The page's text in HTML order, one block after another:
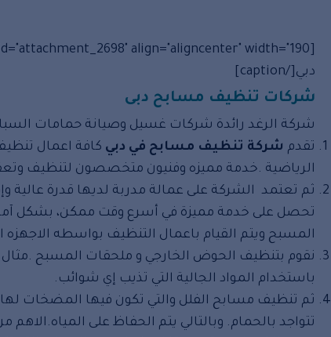
دبي[/caption]
شركات تنظيف مسابح دبى
شركة الرغد رائدة شركات غسيل وصيانة حمامات
تقدم شركة تنظيف مسابح في دبي كافة اعمال
الرياضية .خدمة مميزه وفنيون متخصصون لتنظيف
ثم تعتمد الشركة على عمالة مدربة لديها قدرة عالية
تحصل على خدمة مميزة في أسرع وقت ممكن، بشكل
المسبح ويتم القيام باعمال التنظيف بواسطه الاجهزه
نقوم بتنظيف الحوض الخارجي و ملحقات المسبح .مثال
باستخدام المواد الجالية التي تذيب إي شوائب.
ثم تنظيف مسابح الفلل والتي تكون فيها المضخات لها
تتواجد بالحمام. وبالتالي يتم الحفاظ على